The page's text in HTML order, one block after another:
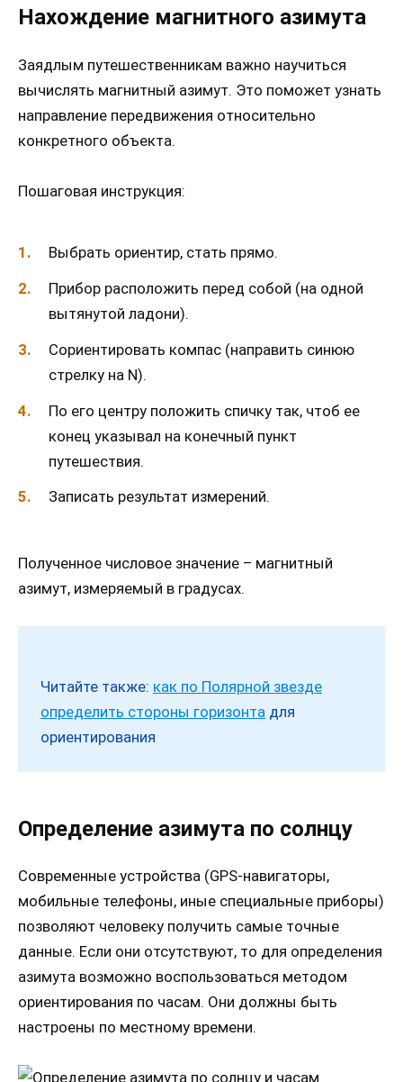
Нахождение магнитного азимута
Заядлым путешественникам важно научиться
вычислять магнитный азимут. Это поможет узнать
направление передвижения относительно
конкретного объекта.
Пошаговая инструкция:
Выбрать ориентир, стать прямо.
Прибор расположить перед собой (на одной
вытянутой ладони).
Сориентировать компас (направить синюю
стрелку на N).
По его центру положить спичку так, чтоб ее
конец указывал на конечный пункт
путешествия.
Записать результат измерений.
Полученное числовое значение – магнитный
азимут, измеряемый в градусах.
Читайте также: как по Полярной звезде
определить стороны горизонта для
ориентирования
Определение азимута по солнцу
Современные устройства (GPS-навигаторы,
мобильные телефоны, иные специальные приборы)
позволяют человеку получить самые точные
данные. Если они отсутствуют, то для определения
азимута возможно воспользоваться методом
ориентирования по часам. Они должны быть
настроены по местному времени.